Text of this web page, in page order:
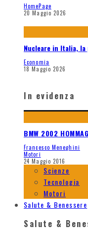
HomePage
20 Maggio 2026
Nucleare in Italia,
Economia
18 Maggio 2026
In evidenza
BMW 2002
Francesco Meneghini
Motori
24 Maggio 2016
Scienze
Tecnologia
Motori
Salute & Benessere
Salute &